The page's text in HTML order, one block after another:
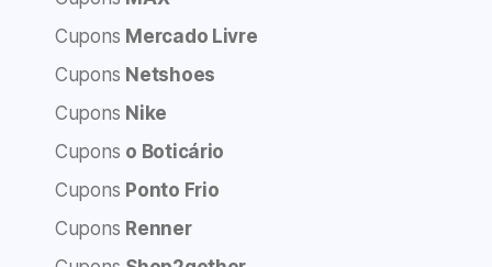
Cupons Mercado Livre
Cupons Netshoes
Cupons Nike
Cupons o Boticário
Cupons Ponto Frio
Cupons Renner